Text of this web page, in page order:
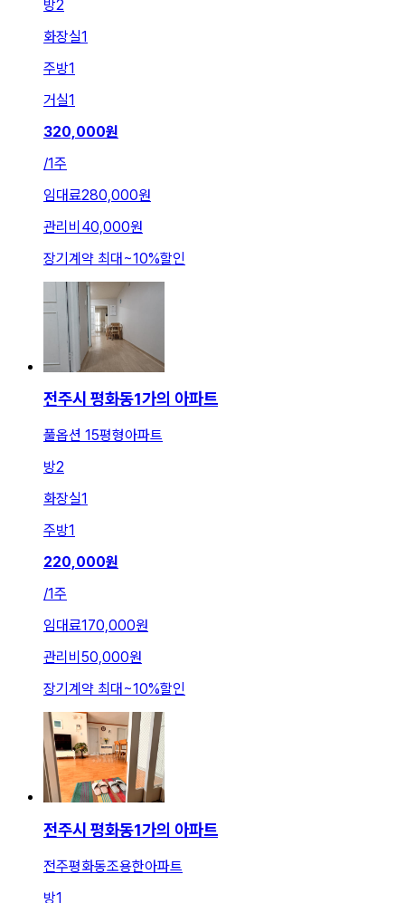
방2
화장실1
주방1
거실1
320,000원
/1주
임대료280,000원
관리비 40,000원
장기계약 최대~10%할인
전주시 평화동1가의 아파트
풀옵션 15평형아파트
방2
화장실1
주방1
220,000원
/1주
임대료170,000원
관리비 50,000원
장기계약 최대~10%할인
전주시 평화동1가의 아파트
전주평화동조용한아파트
방1